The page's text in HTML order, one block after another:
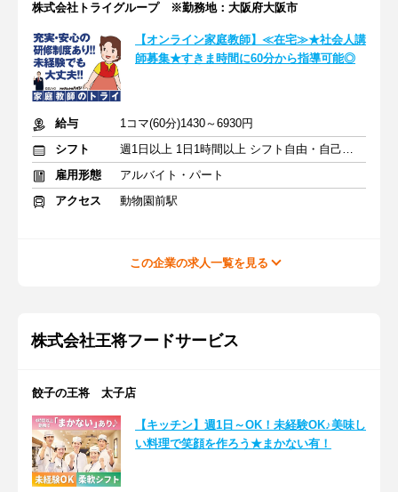
株式会社トライグループ ※勤務地：大阪府大阪市
【オンライン家庭教師】≪在宅≫★社会人講
師募集★すきま時間に60分から指導可能◎
給与
1コマ(60分)1430～6930円
シフト
週1日以上 1日1時間以上 シフト自由・自己申告
雇用形態
アルバイト・パート
アクセス
動物園前駅
この企業の求人一覧を見る
株式会社王将フードサービス
餃子の王将 太子店
【キッチン】週1日～OK！未経験OK♪美味し
い料理で笑顔を作ろう★まかない有！